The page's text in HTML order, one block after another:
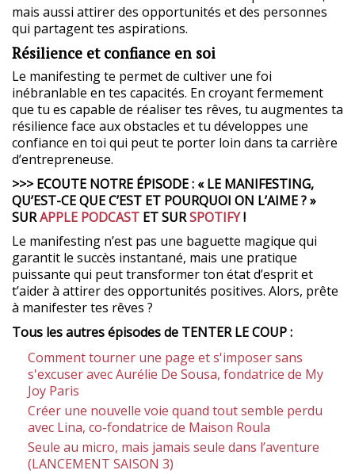
mais aussi attirer des opportunités et des personnes
qui partagent tes aspirations.
Résilience et confiance en soi
Le manifesting te permet de cultiver une foi
inébranlable en tes capacités. En croyant fermement
que tu es capable de réaliser tes rêves, tu augmentes ta
résilience face aux obstacles et tu développes une
confiance en toi qui peut te porter loin dans ta carrière
d’entrepreneuse.
>>> ECOUTE NOTRE ÉPISODE : « LE MANIFESTING,
QU’EST-CE QUE C’EST ET POURQUOI ON L’AIME ? »
SURAPPLE PODCAST ET SURSPOTIFY!
Le manifesting n’est pas une baguette magique qui
garantit le succès instantané, mais une pratique
puissante qui peut transformer ton état d’esprit et
t’aider à attirer des opportunités positives. Alors, prête
à manifester tes rêves ?
Tous les autres épisodes de TENTER LE COUP :
Comment tourner une page et s'imposer sans
s'excuser avec Aurélie De Sousa, fondatrice de My
Joy Paris
Créer une nouvelle voie quand tout semble perdu
avec Lina, co-fondatrice de Maison Roula
Seule au micro, mais jamais seule dans l’aventure
(LANCEMENT SAISON 3)